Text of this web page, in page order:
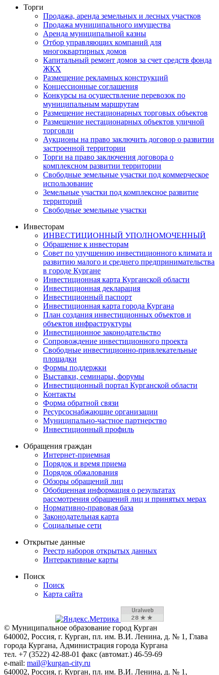
Торги
Продажа, аренда земельных и лесных участков
Продажа муниципального имущества
Аренда муниципальной казны
Отбор управляющих компаний для
многоквартирных домов
Капитальный ремонт домов за счет средств фонда
ЖКХ
Размещение рекламных конструкций
Концессионные соглашения
Конкурсы на осуществление перевозок по
муниципальным маршрутам
Размещение нестационарных торговых объектов
Размещение нестационарных объектов уличной
торговли
Аукционы на право заключить договор о развитии
застроенной территории
Торги на право заключения договора о
комплексном развитии территории
Свободные земельные участки под коммерческое
использование
Земельные участки под комплексное развитие
территорий
Свободные земельные участки
Инвесторам
ИНВЕСТИЦИОННЫЙ УПОЛНОМОЧЕННЫЙ
Обращение к инвесторам
Совет по улучшению инвестиционного климата и
развитию малого и среднего предпринимательства
в городе Кургане
Инвестиционная карта Курганской области
Инвестиционная декларация
Инвестиционный паспорт
Инвестиционная карта города Кургана
План создания инвестиционных объектов и
объектов инфраструктуры
Инвестиционное законодательство
Сопровождение инвестиционного проекта
Свободные инвестиционно-привлекательные
площадки
Формы поддержки
Выставки, семинары, форумы
Инвестиционный портал Курганской области
Контакты
Форма обратной связи
Ресурсоснабжающие организации
Муниципально-частное партнерство
Инвестиционный профиль
Обращения граждан
Интернет-приемная
Порядок и время приема
Порядок обжалования
Обзоры обращений лиц
Обобщенная информация о результатах
рассмотрения обращений лиц и принятых мерах
Нормативно-правовая база
Законодательная карта
Социальные сети
Открытые данные
Реестр наборов открытых данных
Интерактивные карты
Поиск
Поиск
Карта сайта
© Муниципальное образование город Курган
640002, Россия, г. Курган, пл. им. В.И. Ленина, д. № 1, Глава
города Кургана, Администрация города Кургана
тел. +7 (3522) 42-88-01 факс (автомат.) 46-59-69
e-mail: mail@kurgan-city.ru
640002, Россия, г. Курган, пл. им. В.И. Ленина, д. № 1,